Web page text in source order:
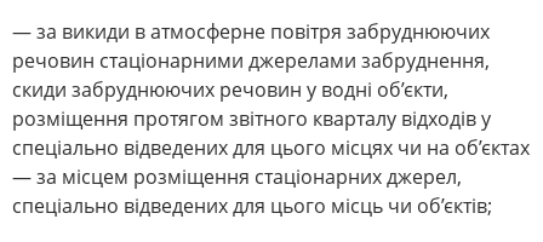
— за викиди в атмосферне повітря забруднюючих
речовин стаціонарними джерелами забруднення,
скиди забруднюючих речовин у водні об’єкти,
розміщення протягом звітного кварталу відходів у
спеціально відведених для цього місцях чи на об’єктах
— за місцем розміщення стаціонарних джерел,
спеціально відведених для цього місць чи об’єктів;